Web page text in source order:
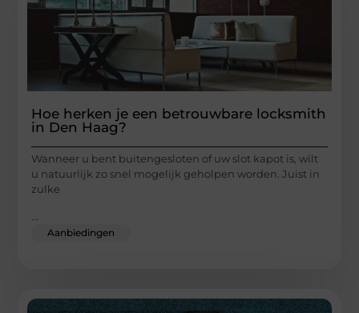
Hoe herken je een betrouwbare locksmith
in Den Haag?
Wanneer u bent buitengesloten of uw slot kapot is, wilt
u natuurlijk zo snel mogelijk geholpen worden. Juist in
zulke
Aanbiedingen